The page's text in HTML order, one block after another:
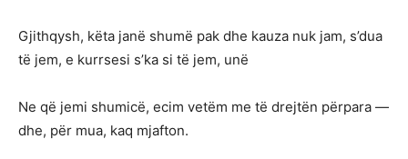
Gjithqysh, këta janë shumë pak dhe kauza nuk jam, s’dua
të jem, e kurrsesi s’ka si të jem, unë
Ne që jemi shumicë, ecim vetëm me të drejtën përpara —
dhe, për mua, kaq mjafton.